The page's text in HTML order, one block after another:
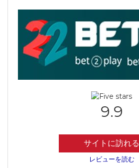
9.9
サイトに訪れる
レビューを読む